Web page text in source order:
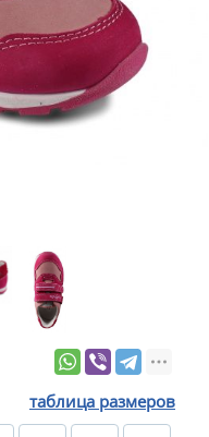
таблица размеров